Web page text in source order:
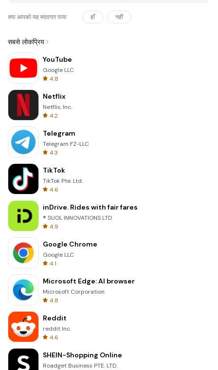
क्या आपको यह मददगार पाया हाँ नहीं
सबसे लोकप्रिय
YouTube
Google LLC
4.8
Netflix
Netflix, Inc.
4.2
Telegram
Telegram FZ-LLC
4.3
TikTok
TikTok Pte. Ltd.
4.6
inDrive. Rides with fair fares
® SUOL INNOVATIONS LTD
4.9
Google Chrome
Google LLC
4.1
Microsoft Edge: AI browser
Microsoft Corporation
4.8
Reddit
reddit Inc.
4.6
SHEIN-Shopping Online
Roadget Business PTE. LTD.